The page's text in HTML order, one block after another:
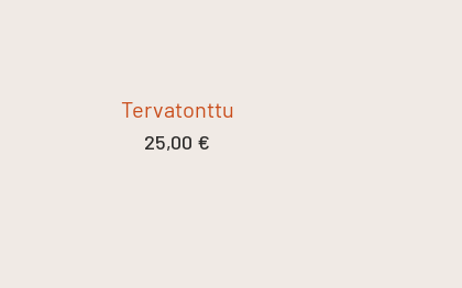
Tervatonttu
25,00 €